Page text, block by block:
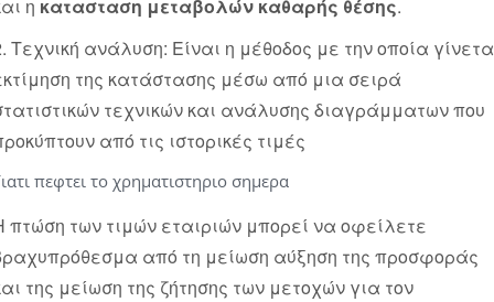
η κατασταση μεταβολών καθαρής θέσης.
Τεχνική ανάλυση: Είναι η μέθοδος με την οποία
της κατάστασης μέσω από μια σειρά
τεχνικών και ανάλυσης διαγράμματων που
από τις ιστορικές τιμές
πεφτει το χρηματιστηριο σημερα
πτώση των τιμών εταιριών μπορεί να οφείλετε
από τη μείωση αύξηση της προσφοράς
της μείωση της ζήτησης των μετοχών για τον